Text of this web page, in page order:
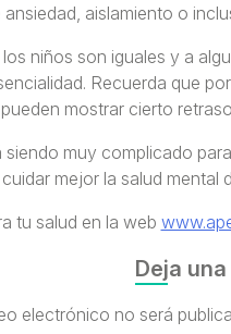
aislamiento o
niños son iguales y a
Recuerda que
mostrar cierto
muy complicado
mejor la salud mental
tu salud en la web
Deja
electrónico no será